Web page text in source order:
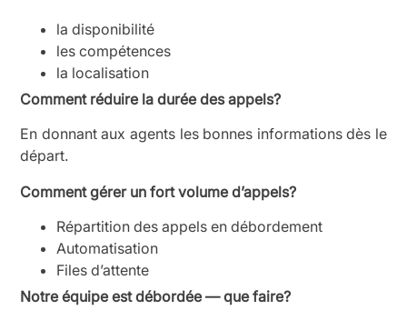
la disponibilité
les compétences
la localisation
Comment réduire la durée des appels?
En donnant aux agents les bonnes informations dès le
départ.
Comment gérer un fort volume d’appels?
Répartition des appels en débordement
Automatisation
Files d’attente
Notre équipe est débordée — que faire?